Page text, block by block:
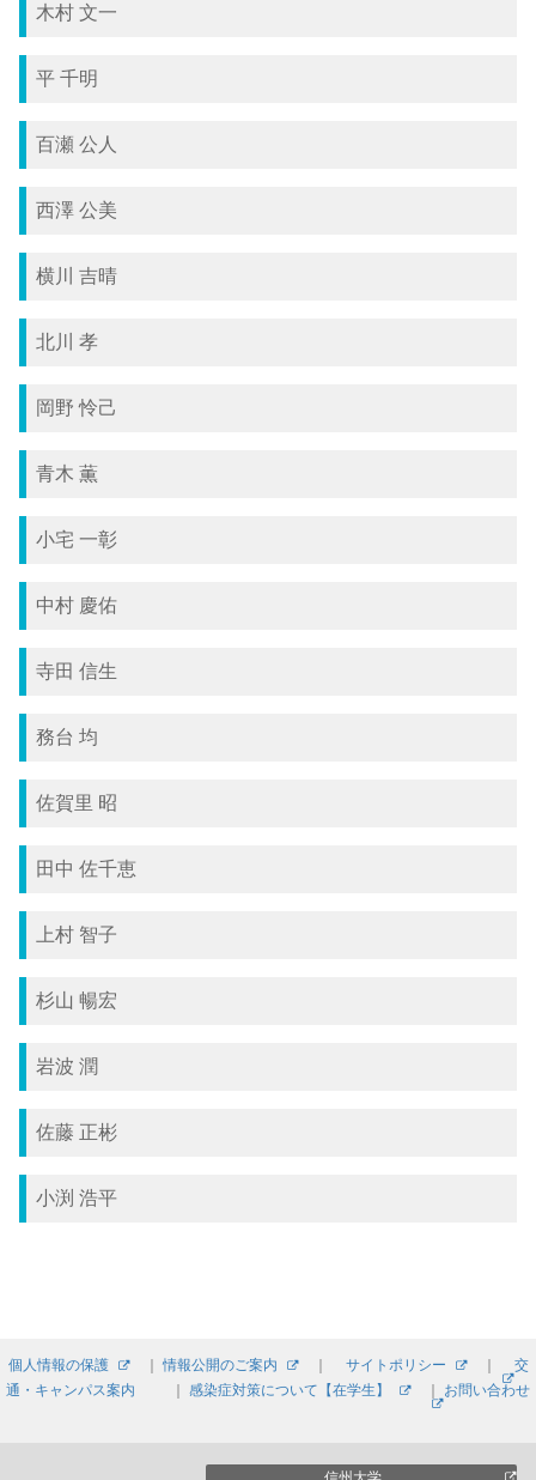
木村 文一
平 千明
百瀬 公人
西澤 公美
横川 吉晴
北川 孝
岡野 怜己
青木 薫
小宅 一彰
中村 慶佑
寺田 信生
務台 均
佐賀里 昭
田中 佐千恵
上村 智子
杉山 暢宏
岩波 潤
佐藤 正彬
小渕 浩平
個人情報の保護 ｜情報公開のご案内 ｜ サイトポリシー ｜ 交
通・キャンパス案内
感染症対策について【在学生】 お問い合わせ